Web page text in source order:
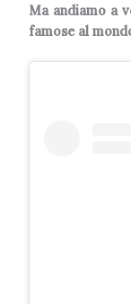
Ma andiamo a
famose al